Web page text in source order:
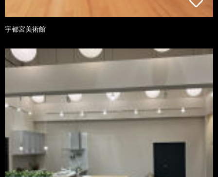
宇都宮美術館